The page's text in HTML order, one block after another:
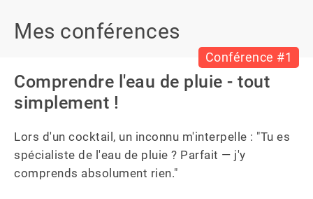
Mes conférences
Conférence #1
Comprendre l'eau de pluie - tout
simplement !
Lors d'un cocktail, un inconnu m'interpelle : "Tu es
spécialiste de l'eau de pluie ? Parfait — j'y
comprends absolument rien."